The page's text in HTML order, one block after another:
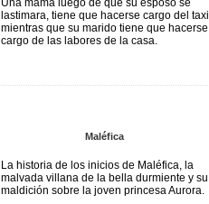
Una mamá luego de que su esposo se
lastimara, tiene que hacerse cargo del taxi
mientras que su marido tiene que hacerse
cargo de las labores de la casa.
Maléfica
La historia de los inicios de Maléfica, la
malvada villana de la bella durmiente y su
maldición sobre la joven princesa Aurora.